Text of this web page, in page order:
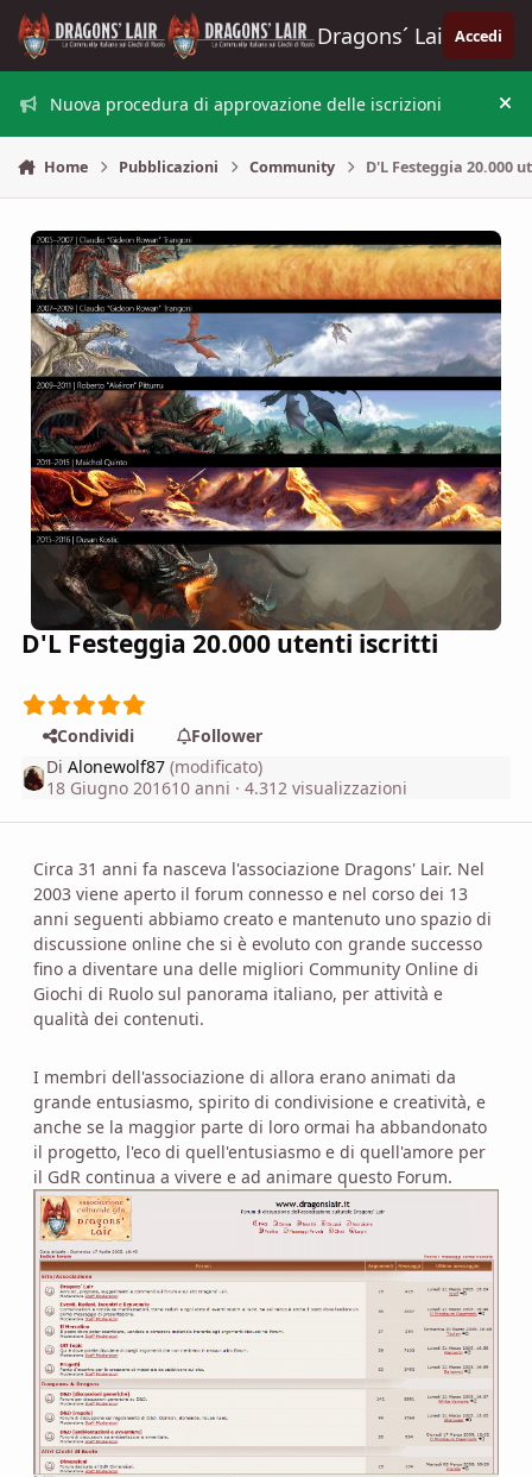
Vai al contenuto
Dragons´ Lair Accedi
Nuova procedura di approvazione delle iscrizioni
Home Pubblicazioni Community D'L Festeggia 20.000
D'L Festeggia 20.000 utenti iscritti
Condividi
Follower
DiAlonewolf87 (modificato)
18 Giugno 201610 anni · 4.312 visualizzazioni
Circa 31 anni fa nasceva l'associazione Dragons' Lair. Nel
2003 viene aperto il forum connesso e nel corso dei 13
anni seguenti abbiamo creato e mantenuto uno spazio di
discussione online che si è evoluto con grande successo
fino a diventare una delle migliori Community Online di
Giochi di Ruolo sul panorama italiano, per attività e
qualità dei contenuti.
I membri dell'associazione di allora erano animati da
grande entusiasmo, spirito di condivisione e creatività, e
anche se la maggior parte di loro ormai ha abbandonato
il progetto, l'eco di quell'entusiasmo e di quell'amore per
il GdR continua a vivere e ad animare questo Forum.